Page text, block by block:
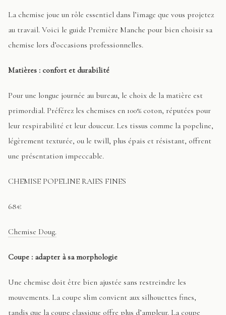
La chemise joue un rôle essentiel dans l’image que vous projetez
au travail. Voici le guide Première Manche pour bien choisir sa
chemise lors d’occasions professionnelles.
Matières : confort et durabilité
Pour une longue journée au bureau, le choix de la matière est
primordial. Préférez les chemises en 100% coton, réputées pour
leur respirabilité et leur douceur. Les tissus comme la popeline,
légèrement texturée, ou le twill, plus épais et résistant, offrent
une présentation impeccable.
CHEMISE POPELINE RAIES FINES
68€
Chemise Doug.
Coupe : adapter à sa morphologie
Une chemise doit être bien ajustée sans restreindre les
mouvements. La coupe slim convient aux silhouettes fines,
tandis que la coupe classique offre plus d’ampleur. La coupe